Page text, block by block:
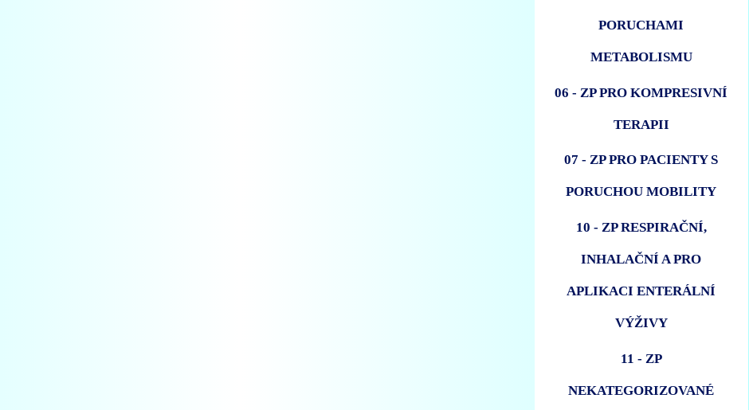
PORUCHAMI
METABOLISMU
06 - ZP PRO KOMPRESIVNÍ
TERAPII
07 - ZP PRO PACIENTY S
PORUCHOU MOBILITY
10 - ZP RESPIRAČNÍ,
INHALAČNÍ A PRO
APLIKACI ENTERÁLNÍ
VÝŽIVY
11 - ZP
NEKATEGORIZOVANÉ